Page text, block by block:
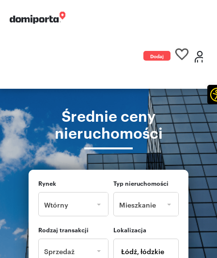
Dodaj
Średnie ceny
nieruchomości
Rynek
Wtórny
Typ nieruchomości
Mieszkanie
Rodzaj transakcji
Sprzedaż
Lokalizacja